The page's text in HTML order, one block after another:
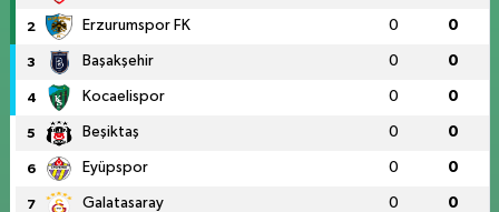
2 Erzurumspor FK 0 0
3 Başakşehir 0 0
4 Kocaelispor 0 0
5 Beşiktaş 0 0
6 Eyüpspor 0 0
7 Galatasaray 0 0